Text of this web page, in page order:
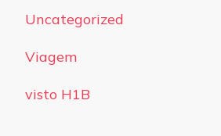
Uncategorized
Viagem
visto H1B